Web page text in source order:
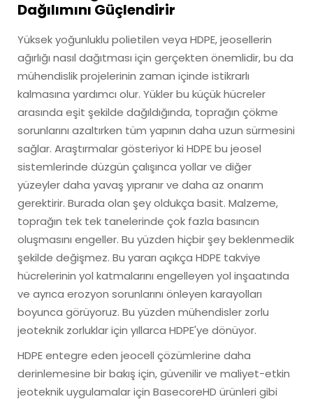
Dağılımını Güçlendirir
Yüksek yoğunluklu polietilen veya HDPE, jeosellerin
ağırlığı nasıl dağıtması için gerçekten önemlidir, bu da
mühendislik projelerinin zaman içinde istikrarlı
kalmasına yardımcı olur. Yükler bu küçük hücreler
arasında eşit şekilde dağıldığında, toprağın çökme
sorunlarını azaltırken tüm yapının daha uzun sürmesini
sağlar. Araştırmalar gösteriyor ki HDPE bu jeosel
sistemlerinde düzgün çalışınca yollar ve diğer
yüzeyler daha yavaş yıpranır ve daha az onarım
gerektirir. Burada olan şey oldukça basit. Malzeme,
toprağın tek tek tanelerinde çok fazla basıncın
oluşmasını engeller. Bu yüzden hiçbir şey beklenmedik
şekilde değişmez. Bu yararı açıkça HDPE takviye
hücrelerinin yol katmalarını engelleyen yol inşaatında
ve ayrıca erozyon sorunlarını önleyen karayolları
boyunca görüyoruz. Bu yüzden mühendisler zorlu
jeoteknik zorluklar için yıllarca HDPE'ye dönüyor.
HDPE entegre eden jeocell çözümlerine daha
derinlemesine bir bakış için, güvenilir ve maliyet-etkin
jeoteknik uygulamalar için BasecoreHD ürünleri gibi